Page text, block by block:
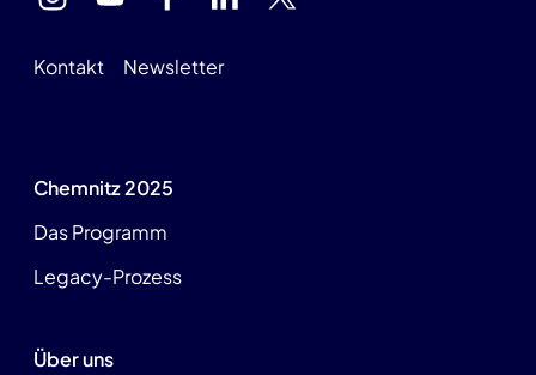
Kontakt Newsletter
Chemnitz 2025
Das Programm
Legacy-Prozess
Über uns